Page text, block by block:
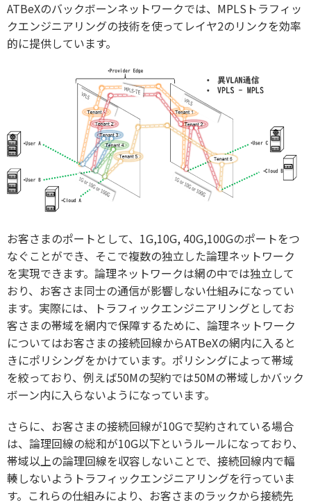
ATBeXのバックボーンネットワークでは、MPLSトラフィッ
クエンジニアリングの技術を使ってレイヤ2のリンクを効率
的に提供しています。
お客さまのポートとして、1G,10G, 40G,100Gのポートをつ
なぐことができ、そこで複数の独立した論理ネットワーク
を実現できます。論理ネットワークは網の中では独立して
おり、お客さま同士の通信が影響しない仕組みになってい
ます。実際には、トラフィックエンジニアリングとしてお
客さまの帯域を網内で保障するために、論理ネットワーク
についてはお客さまの接続回線からATBeXの網内に入ると
きにポリシングをかけています。ポリシングによって帯域
を絞っており、例えば50Mの契約では50Mの帯域しかバック
ボーン内に入らないようになっています。
さらに、お客さまの接続回線が10Gで契約されている場合
は、論理回線の総和が10G以下というルールになっており、
帯域以上の論理回線を収容しないことで、接続回線内で輻
輳しないようトラフィックエンジニアリングを行っていま
す。これらの仕組みにより、お客さまのラックから接続先